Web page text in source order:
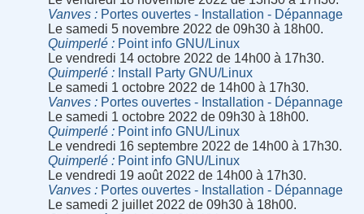
Vanves
Portes ouvertes - Installation - Dépannage
Le samedi 5 novembre 2022 de 09h30 à 18h00.
Quimperlé
Point info GNU/Linux
Le vendredi 14 octobre 2022 de 14h00 à 17h30.
Quimperlé
Install Party GNU/Linux
Le samedi 1 octobre 2022 de 14h00 à 17h30.
Vanves
Portes ouvertes - Installation - Dépannage
Le samedi 1 octobre 2022 de 09h30 à 18h00.
Quimperlé
Point info GNU/Linux
Le vendredi 16 septembre 2022 de 14h00 à 17h30.
Quimperlé
Point info GNU/Linux
Le vendredi 19 août 2022 de 14h00 à 17h30.
Vanves
Portes ouvertes - Installation - Dépannage
Le samedi 2 juillet 2022 de 09h30 à 18h00.